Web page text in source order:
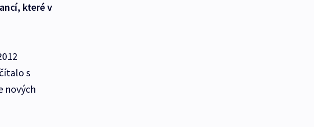
které v
s
nových